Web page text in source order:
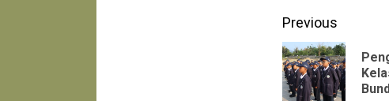
Continue
Reading
Previous